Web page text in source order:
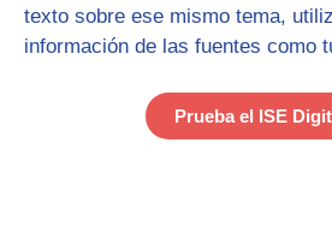
texto sobre ese mismo tema,
información de las fuentes como
Prueba el ISE